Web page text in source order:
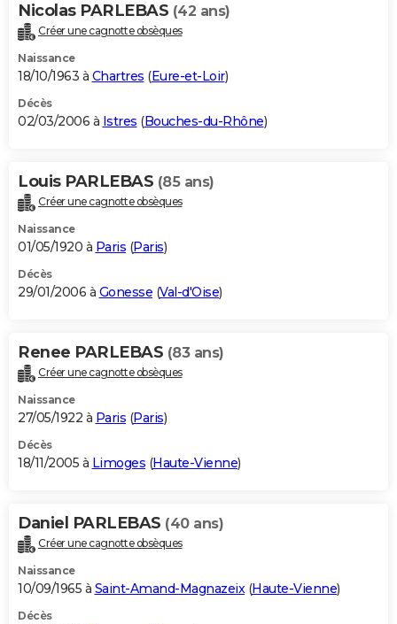
Nicolas PARLEBAS (42 ans)
Créer une cagnotte obsèques
Naissance
18/10/1963 à Chartres (Eure-et-Loir)
Décès
02/03/2006 à Istres (Bouches-du-Rhône)
Louis PARLEBAS (85 ans)
Créer une cagnotte obsèques
Naissance
01/05/1920 à Paris (Paris)
Décès
29/01/2006 à Gonesse (Val-d'Oise)
Renee PARLEBAS (83 ans)
Créer une cagnotte obsèques
Naissance
27/05/1922 à Paris (Paris)
Décès
18/11/2005 à Limoges (Haute-Vienne)
Daniel PARLEBAS (40 ans)
Créer une cagnotte obsèques
Naissance
10/09/1965 à Saint-Amand-Magnazeix(Haute-Vienne)
Décès